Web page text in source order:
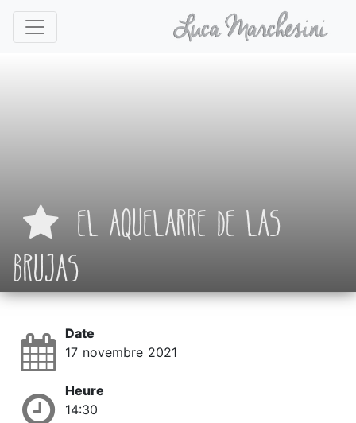
EL AQUELARRE DE LAS
BRUJAS
Date
17 novembre 2021
Heure
14:30